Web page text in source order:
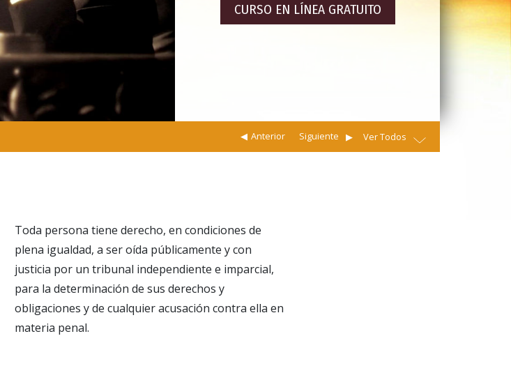
CURSO EN LÍNEA GRATUITO
Siguiente
Anterior Ver Todos
Toda persona tiene derecho, en condiciones de
plena igualdad, a ser oída públicamente y con
justicia por un tribunal independiente e imparcial,
para la determinación de sus derechos y
obligaciones y de cualquier acusación contra ella en
materia penal.